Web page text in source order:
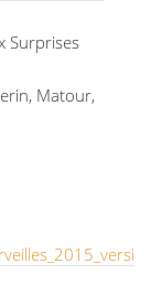
Surprises
Matour,